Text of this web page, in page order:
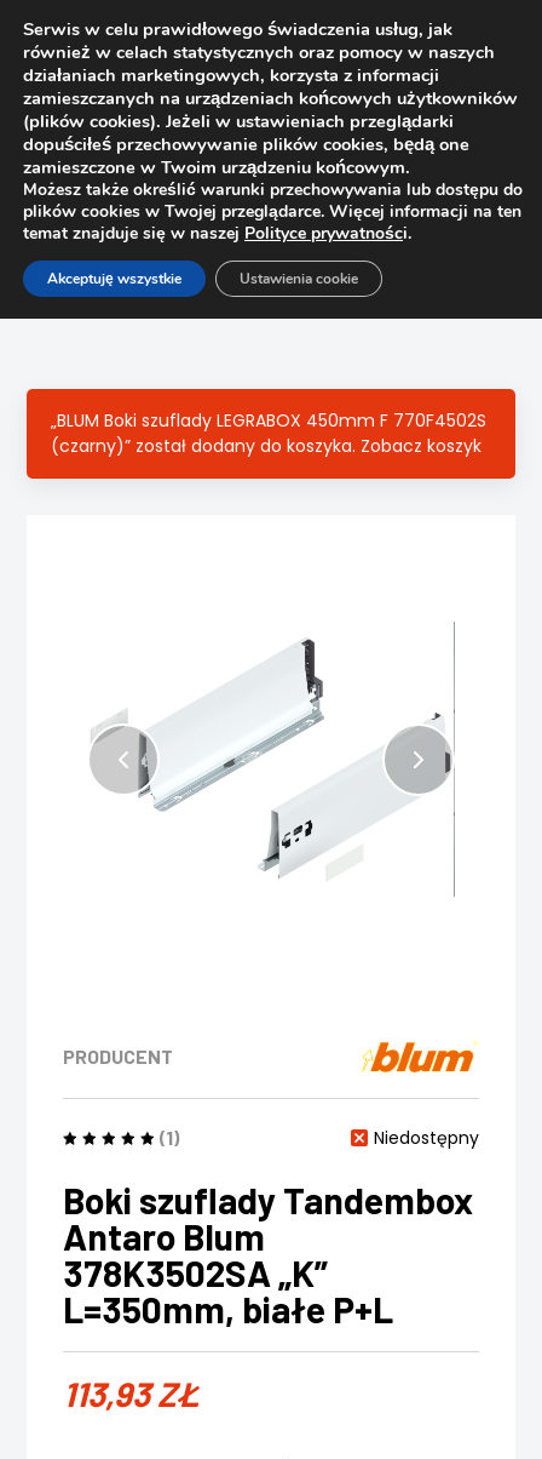
Strona główna Sklep
Szuflady
Boki szuflady Tandembox Antaro Blum 378K3502SA „K”
„BLUM Boki szuflady LEGRABOX 450mm F 770F4502S
(czarny)” został dodany do koszyka. Zobacz koszyk
PRODUCENT
(1) Niedostępny
Boki szuflady Tandembox
Antaro Blum
378K3502SA „K”
L=350mm, białe P+L
113,93ZŁ
Serwis w celu prawidłowego świadczenia usług, jak
również w celach statystycznych oraz pomocy w naszych
działaniach marketingowych, korzysta z informacji
zamieszczanych na urządzeniach końcowych użytkowników
(plików cookies). Jeżeli w ustawieniach przeglądarki
dopuściłeś przechowywanie plików cookies, będą one
zamieszczone w Twoim urządzeniu końcowym.
Możesz także określić warunki przechowywania lub dostępu do
plików cookies w Twojej przeglądarce. Więcej informacji na ten
temat znajduje się w naszej Polityce prywatności.
Akceptuję wszystkie Ustawienia cookie